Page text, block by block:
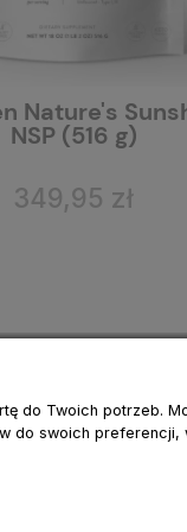
do Twoich potrzeb.
do swoich preferencji,